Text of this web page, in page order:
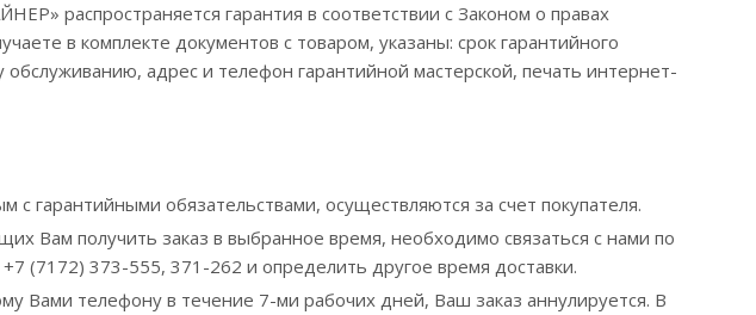
распространяется гарантия в соответствии с Законом о правах
в комплекте документов с товаром, указаны: срок гарантийного
адрес и телефон гарантийной мастерской, печать интернет-
гарантийными обязательствами, осуществляются за счет покупателя.
Вам получить заказ в выбранное время, необходимо связаться с нами по
(7172) 373-555, 371-262 и определить другое время доставки.
Вами телефону в течение 7-ми рабочих дней, Ваш заказ аннулируется. В